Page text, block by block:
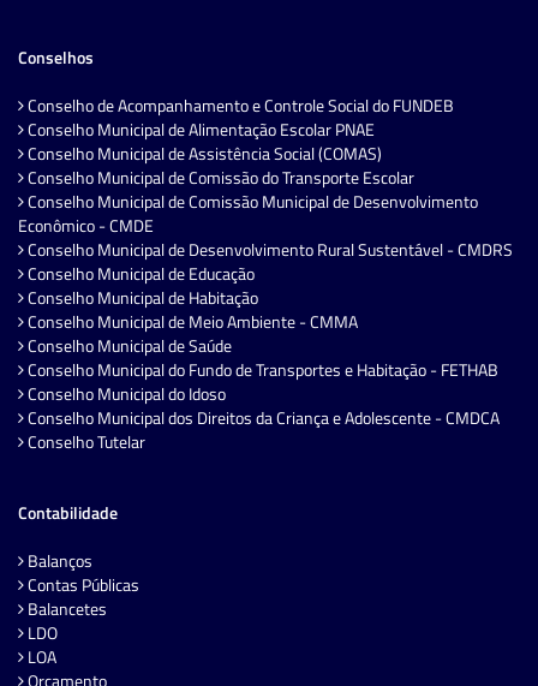
Conselhos
Conselho de Acompanhamento e Controle Social do FUNDEB
Conselho Municipal de Alimentação Escolar PNAE
Conselho Municipal de Assistência Social (COMAS)
Conselho Municipal de Comissão do Transporte Escolar
Conselho Municipal de Comissão Municipal de Desenvolvimento
Econômico - CMDE
Conselho Municipal de Desenvolvimento Rural Sustentável - CMDRS
Conselho Municipal de Educação
Conselho Municipal de Habitação
Conselho Municipal de Meio Ambiente - CMMA
Conselho Municipal de Saúde
Conselho Municipal do Fundo de Transportes e Habitação - FETHAB
Conselho Municipal do Idoso
Conselho Municipal dos Direitos da Criança e Adolescente - CMDCA
Conselho Tutelar
Contabilidade
Balanços
Contas Públicas
Balancetes
LDO
LOA
Orçamento